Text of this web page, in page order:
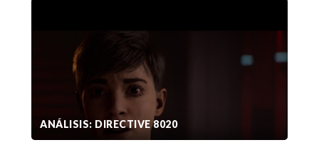
ANÁLISIS: DIRECTIVE 8020